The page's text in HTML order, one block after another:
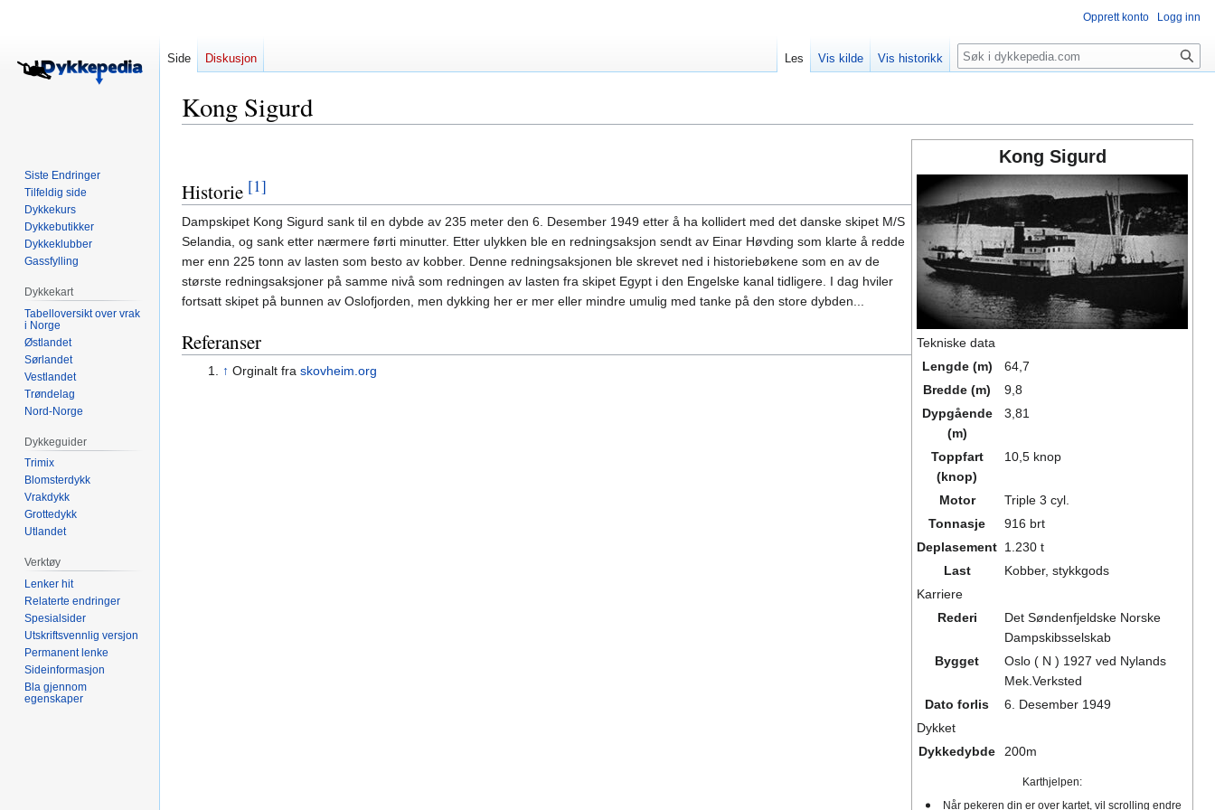
Kong Sigurd
navigering
søk
Kong Sigurd
Tekniske data
Lengde (m)
64,7
Bredde (m)
9,8
Dypgående
(m)
3,81
Toppfart
(knop)
10,5 knop
Motor
Triple 3 cyl.
Tonnasje
916 brt
Deplasement 1.230 t
Last
Kobber, stykkgods
Karriere
Rederi
Det Søndenfjeldske Norske
Dampskibsselskab
Bygget
Oslo ( N ) 1927 ved Nylands
Mek.Verksted
Dato forlis
6. Desember 1949
Dykket
Dykkedybde
200m
Karthjelpen:
Når pekeren din er over kartet, vil scrolling endre
Historie [1]
Dampskipet Kong Sigurd sank til en dybde av 235 meter den 6. Desember 1949 etter å ha kollidert med det danske skipet M/S
Selandia, og sank etter nærmere førti minutter. Etter ulykken ble en redningsaksjon sendt av Einar Høvding som klarte å redde
mer enn 225 tonn av lasten som besto av kobber. Denne redningsaksjonen ble skrevet ned i historiebøkene som en av de
største redningsaksjoner på samme nivå som redningen av lasten fra skipet Egypt i den Engelske kanal tidligere. I dag hviler
fortsatt skipet på bunnen av Oslofjorden, men dykking her er mer eller mindre umulig med tanke på den store dybden...
Referanser
↑ Orginalt fra skovheim.org
Opprett konto Logg inn
Side Diskusjon Les Vis kilde Vis historikk Søk
Siste Endringer
Tilfeldig side
Dykkekurs
Dykkebutikker
Dykkeklubber
Gassfylling
Dykkekart
Tabelloversikt over vrak
i Norge
Østlandet
Sørlandet
Vestlandet
Trøndelag
Nord-Norge
Dykkeguider
Trimix
Blomsterdykk
Vrakdykk
Grottedykk
Utlandet
Verktøy
Lenker hit
Relaterte endringer
Spesialsider
Utskriftsvennlig versjon
Permanent lenke
Sideinformasjon
Bla gjennom
egenskaper